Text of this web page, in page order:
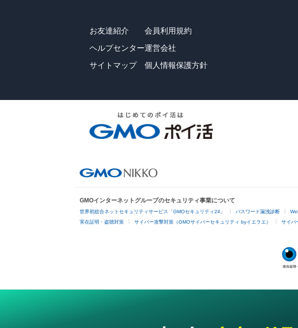
お友達紹介
ヘルプセンター
サイトマップ
会員利用規約
運営会社
個人情報保護方針
GMOインターネットグループのセキュリティ事業について
世界初総合ネットセキュリティサービス「GMOセキュリティ24」 パスワード漏洩診断
実在証明・盗聴対策 サイバー攻撃対策（GMOサイバーセキュリティ byイエラエ） サイバ